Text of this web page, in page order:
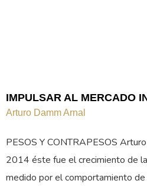
IMPULSAR AL MERCADO
Arturo Damm Arnal
PESOS Y CONTRAPESOS
2014 éste fue el crecimiento de
medido por el comportamiento de